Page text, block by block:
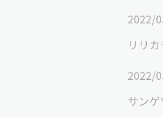
2022/
リリ
2022/
サン